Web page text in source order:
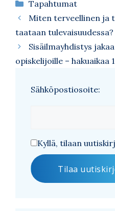
Kategoriat
Tapahtumat
Miten terveellinen ja
taataan tulevaisuudessa?
Sisäilmayhdistys
opiskelijoille – hakuaikaa
Sähköpostiosoite:
Kyllä, tilaan